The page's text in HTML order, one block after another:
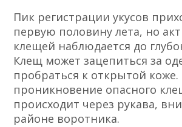
Пик регистрации укусов
первую половину лета, но
клещей наблюдается до
Клещ может зацепиться за
пробраться к открытой коже.
проникновение опасного
происходит через рукава,
районе воротника.